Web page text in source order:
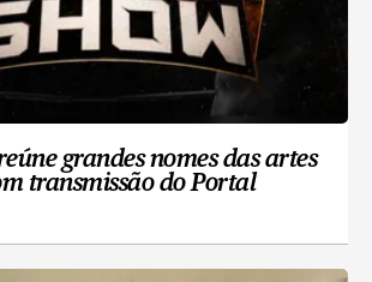
grandes nomes das artes
transmissão do Portal